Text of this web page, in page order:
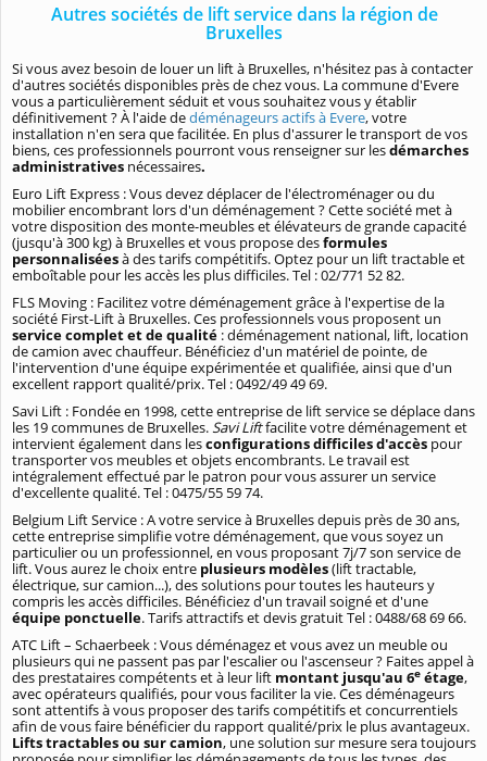
Autres sociétés de lift service dans la région de
Bruxelles
Si vous avez besoin de louer un lift à Bruxelles, n'hésitez pas à contacter
d'autres sociétés disponibles près de chez vous. La commune d'Evere
vous a particulièrement séduit et vous souhaitez vous y établir
définitivement ? À l'aide dedéménageurs actifs à Evere, votre
installation n'en sera que facilitée. En plus d'assurer le transport de vos
biens, ces professionnels pourront vous renseigner sur lesdémarches
administratives nécessaires.
Euro Lift Express : Vous devez déplacer de l'électroménager ou du
mobilier encombrant lors d'un déménagement ? Cette société met à
votre disposition des monte-meubles et élévateurs de grande capacité
(jusqu'à 300 kg) à Bruxelles et vous propose desformules
personnaliséesà des tarifs compétitifs. Optez pour un lift tractable et
emboîtable pour les accès les plus difficiles. Tel : 02/771 52 82.
FLS Moving : Facilitez votre déménagement grâce à l'expertise de la
société First-Lift à Bruxelles. Ces professionnels vous proposent un
service complet et de qualité : déménagement national, lift, location
de camion avec chauffeur. Bénéficiez d'un matériel de pointe, de
l'intervention d'une équipe expérimentée et qualifiée, ainsi que d'un
excellent rapport qualité/prix. Tel : 0492/49 49 69.
Savi Lift : Fondée en 1998, cette entreprise de lift service se déplace dans
les 19 communes de Bruxelles.Savi Liftfacilite votre déménagement et
intervient également dans lesconfigurations difficiles d'accès pour
transporter vos meubles et objets encombrants. Le travail est
intégralement effectué par le patron pour vous assurer un service
d'excellente qualité. Tel : 0475/55 59 74.
Belgium Lift Service : A votre service à Bruxelles depuis près de 30 ans,
cette entreprise simplifie votre déménagement, que vous soyez un
particulier ou un professionnel, en vous proposant 7j/7 son service de
lift. Vous aurez le choix entre plusieurs modèles(lift tractable,
électrique, sur camion...), des solutions pour toutes les hauteurs y
compris les accès difficiles. Bénéficiez d'un travail soigné et d'une
équipe ponctuelle. Tarifs attractifs et devis gratuit Tel : 0488/68 69 66.
ATC Lift – Schaerbeek : Vous déménagez et vous avez un meuble ou
plusieurs qui ne passent pas par l'escalier ou l'ascenseur ? Faites appel à
des prestataires compétents et à leur lift montant jusqu'au 6e étage,
avec opérateurs qualifiés, pour vous faciliter la vie. Ces déménageurs
sont attentifs à vous proposer des tarifs compétitifs et concurrentiels
afin de vous faire bénéficier du rapport qualité/prix le plus avantageux.
Lifts tractables ou sur camion, une solution sur mesure sera toujours